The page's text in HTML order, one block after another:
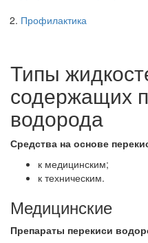
Профилактика
Типы
содержащих
водорода
Средства на основе
к медицинским;
к техническим.
Медицинские
Препараты перекиси